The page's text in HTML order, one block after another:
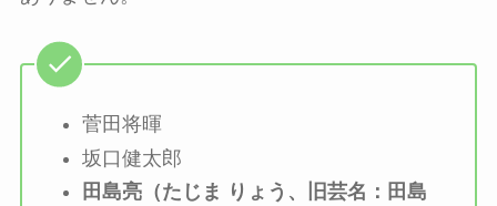
菅田将暉
坂口健太郎
田島亮（たじま りょう、旧芸名：田島